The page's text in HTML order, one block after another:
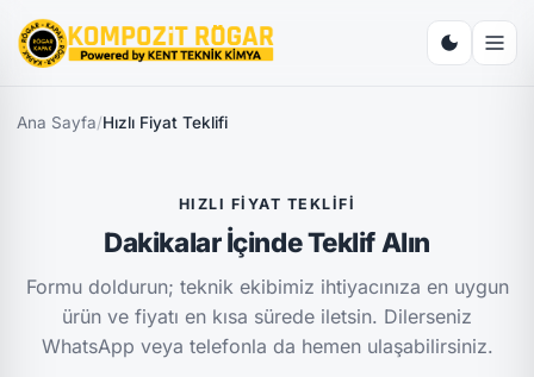
Ana Sayfa/Hızlı Fiyat Teklifi
HIZLI FIYAT TEKLIFI
Dakikalar İçinde Teklif Alın
Formu doldurun; teknik ekibimiz ihtiyacınıza en uygun
ürün ve fiyatı en kısa sürede iletsin. Dilerseniz
WhatsApp veya telefonla da hemen ulaşabilirsiniz.